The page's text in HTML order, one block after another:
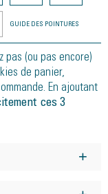
GUIDE DES POINTURES
pas (ou pas encore)
de panier,
En ajoutant
ces 3